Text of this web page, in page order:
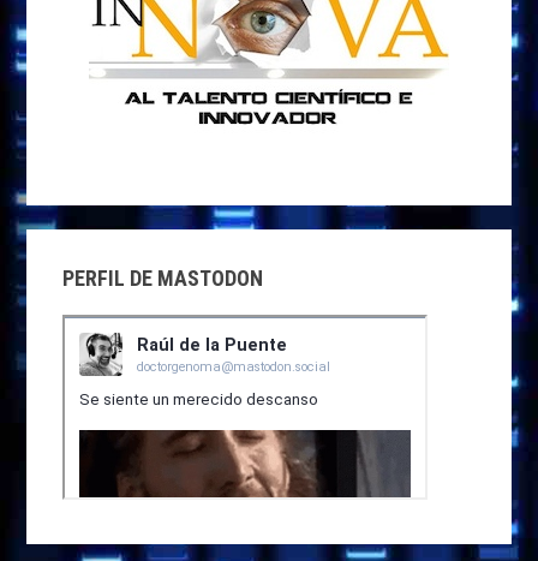
PERFIL DE MASTODON